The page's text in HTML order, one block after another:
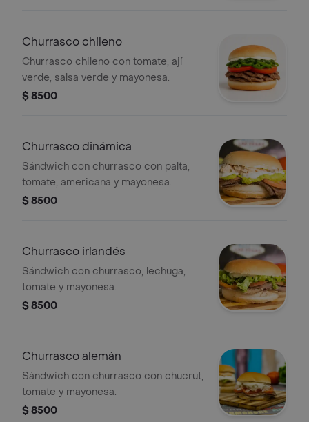
Churrasco chileno
Churrasco chileno con tomate, ají
verde, salsa verde y mayonesa.
$ 8500
Churrasco dinámica
Sándwich con churrasco con palta,
tomate, americana y mayonesa.
$ 8500
Churrasco irlandés
Sándwich con churrasco, lechuga,
tomate y mayonesa.
$ 8500
Churrasco alemán
Sándwich con churrasco con chucrut,
tomate y mayonesa.
$ 8500